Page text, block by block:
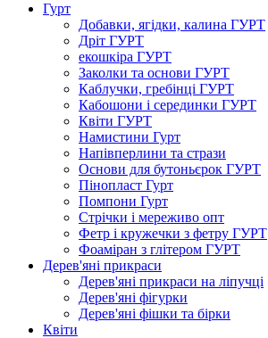
Гурт
Добавки, ягідки, калина ГУРТ
Дріт ГУРТ
екошкіра ГУРТ
Заколки та основи ГУРТ
Каблучки, гребінці ГУРТ
Кабошони і серединки ГУРТ
Квіти ГУРТ
Намистини Гурт
Напівперлини та стрази
Основи для бутоньєрок ГУРТ
Пінопласт Гурт
Помпони Гурт
Стрічки і мереживо опт
Фетр і кружечки з фетру ГУРТ
Фоаміран з глітером ГУРТ
Дерев'яні прикраси
Дерев'яні прикраси на ліпучці
Дерев'яні фігурки
Дерев'яні фішки та бірки
Квіти